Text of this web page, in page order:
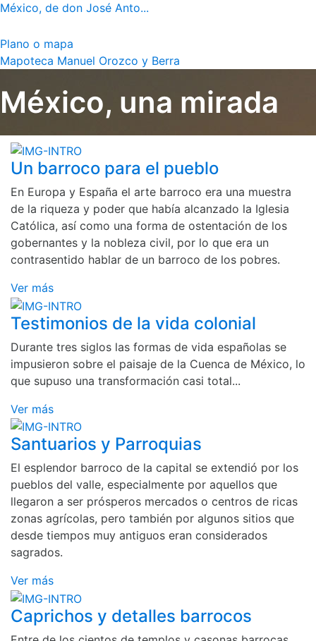
México, de don José Anto...
Plano o mapa
Mapoteca Manuel Orozco y Berra
México, una mirada
Un barroco para el pueblo
En Europa y España el arte barroco era una muestra
de la riqueza y poder que había alcanzado la Iglesia
Católica, así como una forma de ostentación de los
gobernantes y la nobleza civil, por lo que era un
contrasentido hablar de un barroco de los pobres.
Ver más
Testimonios de la vida colonial
Durante tres siglos las formas de vida españolas se
impusieron sobre el paisaje de la Cuenca de México, lo
que supuso una transformación casi total...
Ver más
Santuarios y Parroquias
El esplendor barroco de la capital se extendió por los
pueblos del valle, especialmente por aquellos que
llegaron a ser prósperos mercados o centros de ricas
zonas agrícolas, pero también por algunos sitios que
desde tiempos muy antiguos eran considerados
sagrados.
Ver más
Caprichos y detalles barrocos